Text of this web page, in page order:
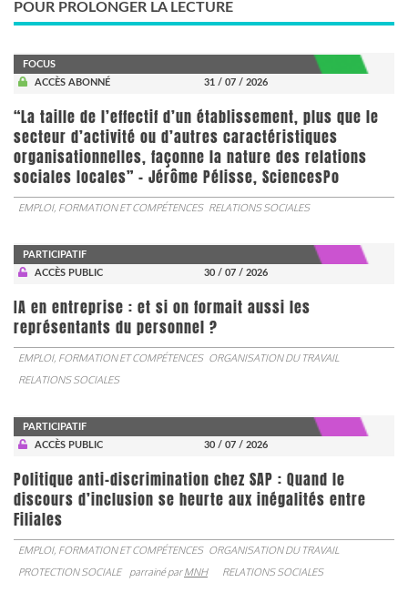
POUR PROLONGER LA LECTURE
FOCUS
ACCÈS ABONNÉ
31 / 07 / 2026
“La taille de l’effectif d’un établissement, plus que le
secteur d’activité ou d’autres caractéristiques
organisationnelles, façonne la nature des relations
sociales locales” - Jérôme Pélisse, SciencesPo
EMPLOI, FORMATION ET COMPÉTENCES RELATIONS SOCIALES
PARTICIPATIF
ACCÈS PUBLIC
30 / 07 / 2026
IA en entreprise : et si on formait aussi les
représentants du personnel ?
EMPLOI, FORMATION ET COMPÉTENCES ORGANISATION DU TRAVAIL
RELATIONS SOCIALES
PARTICIPATIF
ACCÈS PUBLIC
30 / 07 / 2026
Politique anti-discrimination chez SAP : Quand le
discours d’inclusion se heurte aux inégalités entre
Filiales
EMPLOI, FORMATION ET COMPÉTENCES ORGANISATION DU TRAVAIL
PROTECTION SOCIALE
parrainé parMNH RELATIONS SOCIALES